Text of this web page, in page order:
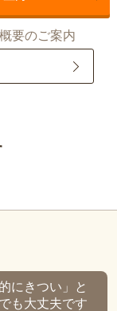
要のご案内
にきつい」と
も大丈夫です